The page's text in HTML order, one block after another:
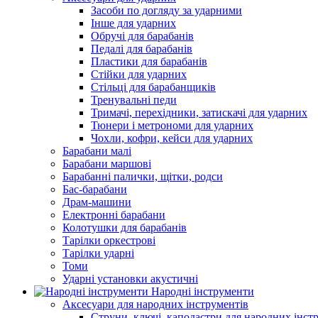
Засоби по догляду за ударними
Інше для ударних
Обручі для барабанів
Педалі для барабанів
Пластики для барабанів
Стійки для ударних
Стільці для барабанщиків
Тренувальні педи
Тримачі, перехідники, затискачі для ударних
Тюнери і метрономи для ударних
Чохли, кофри, кейси для ударних
Барабани малі
Барабани маршові
Барабанні палички, щітки, родси
Бас-барабани
Драм-машини
Електронні барабани
Колотушки для барабанів
Тарілки оркестрові
Тарілки ударні
Томи
Ударні установки акустичні
Народні інструменти
Аксесуари для народних інструментів